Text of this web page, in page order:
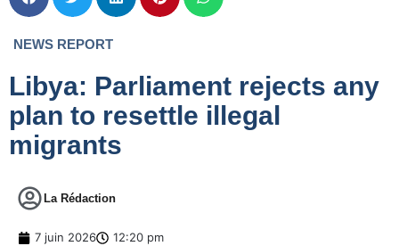
NEWS REPORT
Libya: Parliament rejects any
plan to resettle illegal
migrants
La Rédaction
7 juin 2026 12:20 pm